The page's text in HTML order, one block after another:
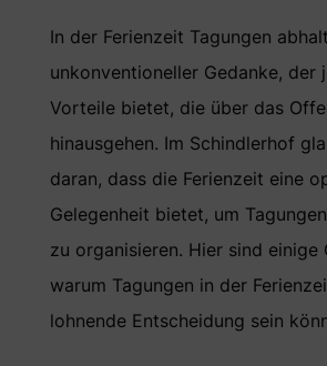
In der Ferienzeit Tagungen
unkonventioneller Gedanke, der
Vorteile bietet, die über das
hinausgehen. Im Schindlerhof
daran, dass die Ferienzeit eine
Gelegenheit bietet, um
zu organisieren. Hier sind einige
warum Tagungen in der
lohnende Entscheidung sein